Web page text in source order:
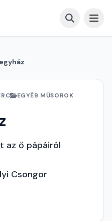
EGYÉB MŰSOROK
az ő pápáiról
Csongor